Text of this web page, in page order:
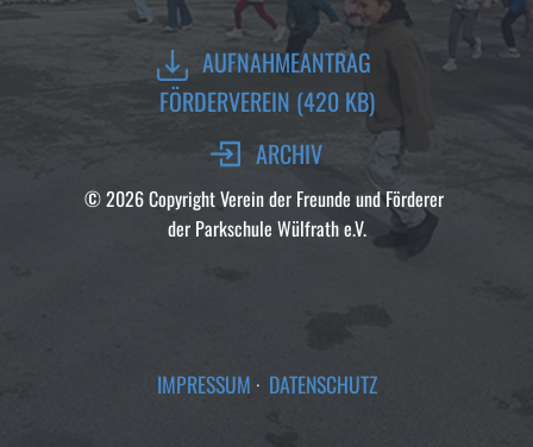
​AUFNAHMEANTRAG
FÖRDERVEREIN (420 KB)
ARCHIV
© 2026 Copyright ​Verein der Freunde und Förderer
der Parkschule Wülfrath e.V.
IMPRESSUM · DATENSCHUTZ